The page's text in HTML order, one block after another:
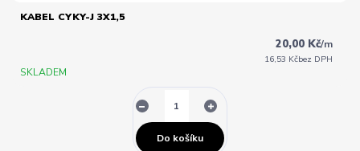
KABEL CYKY-J 3X1,5
20,00 Kč/m
16,53 Kčbez DPH
SKLADEM
Do košíku